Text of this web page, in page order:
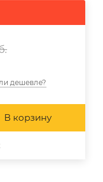
дешевле?
В корзину